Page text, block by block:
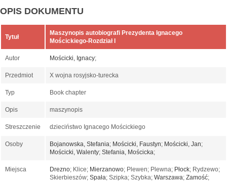
OPIS DOKUMENTU
Tytuł
Maszynopis autobiografi Prezydenta Ignacego
Mościckiego-Rozdział I
Autor Mościcki, Ignacy;
Przedmiot X wojna rosyjsko-turecka
Typ Book chapter
Opis maszynopis
Streszczenie dzieciństwo Ignacego Mościckiego
Osoby Bojanowska, Stefania; Mościcki, Faustyn; Mościcki, Jan;
Mościcki, Walenty; Stefania, Mościcka;
Miejsca Drezno; Klice; Mierzanowo; Plewen; Plewna; Płock; Rydzewo;
Skierbieszów; Spała; Szipka; Szybka; Warszawa; Zamość;